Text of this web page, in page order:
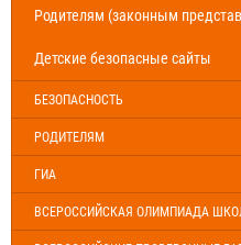
Родителям (законным
Детские безопасные сайты
БЕЗОПАСНОСТЬ
РОДИТЕЛЯМ
ГИА
ВСЕРОССИЙСКАЯ ОЛИМПИАДА